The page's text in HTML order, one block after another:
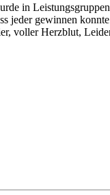
in
jeder gewinnen
voller Herzblut,